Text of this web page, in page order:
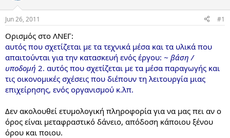
s
t
r
t
e
r
a
Jun 26, 2011 #1
Ορισμός στο ΛΝΕΓ:
αυτός που σχετίζεται με τα τεχνικά μέσα και τα υλικά που
απαιτούνται για την κατασκευή ενός έργου: ~ βάση /
υποδομή 2. αυτός που σχετίζεται με τα μέσα παραγωγής και
τις οικονομικές σχέσεις που διέπουν τη λειτουργία μιας
επιχείρησης, ενός οργανισμού κ.λπ.
Δεν ακολουθεί ετυμολογική πληροφορία για να μας πει αν ο
όρος είναι μεταφραστικό δάνειο, απόδοση κάποιου ξένου
όρου και ποιου.